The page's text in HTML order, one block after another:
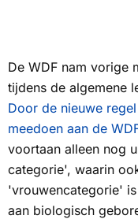
De WDF nam vorige
tijdens de algemene
Door de nieuwe
meedoen aan de
voortaan alleen nog
categorie', waarin
'vrouwencategorie'
aan biologisch